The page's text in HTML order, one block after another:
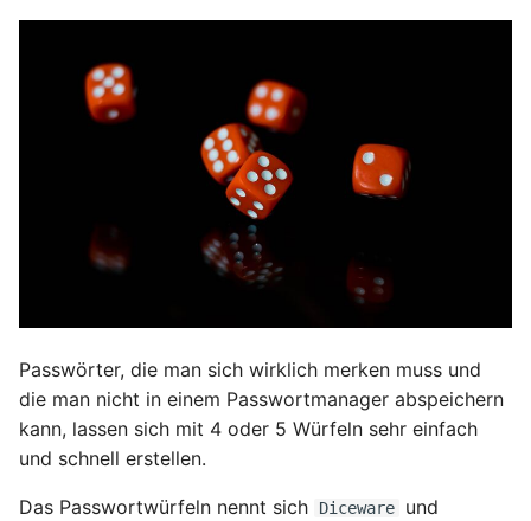
Passwörter, die man sich wirklich merken muss und
die man nicht in einem Passwortmanager abspeichern
kann, lassen sich mit 4 oder 5 Würfeln sehr einfach
und schnell erstellen.
Das Passwortwürfeln nennt sich Diceware
und